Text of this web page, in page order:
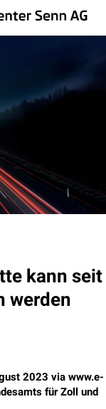
kann seit
werden
2023 via www.e-
für Zoll und